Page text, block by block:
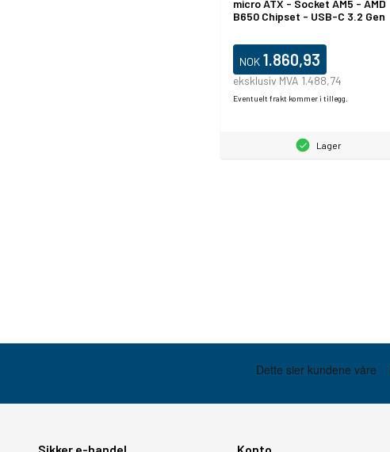
micro ATX - Socket AM5 - AMD
B650 Chipset - USB-C 3.2 Gen
USB-C 3.2 Gen 1 - 2.5 Gigabit
LAN, Bluetooth - onboard grafik
(CPU påkrævet) - HD Audio (8-
kanaler)
NOK 1.860,93
eksklusiv MVA 1.488,74
Eventuelt frakt kommer i tillegg.
Lager